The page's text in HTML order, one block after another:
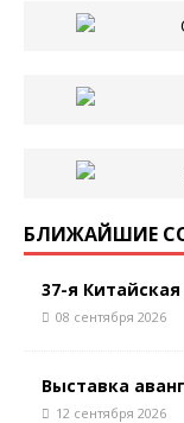
БЛИЖАЙШИЕ
37-я
08 сентября 2026
Выставка
12 сентября 2026